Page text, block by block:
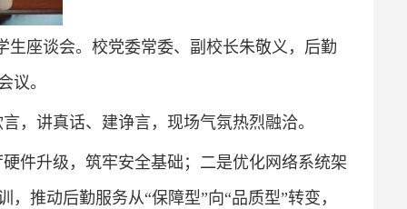
生座谈会。校党委常委、副校长朱敬义，后勤
议。
，讲真话、建诤言，现场气氛热烈融洽。
件升级，筑牢安全基础；二是优化网络系统架
推动后勤服务从“保障型”向“品质型”转变，